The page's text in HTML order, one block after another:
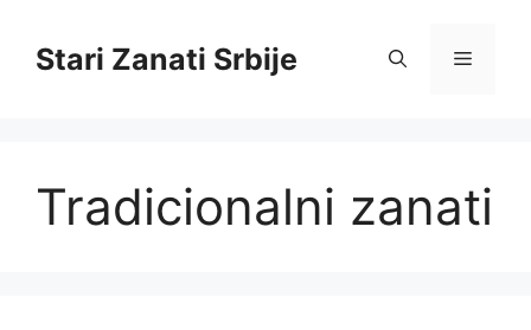
contentStari Zanati Srbije Menu
Tradicionalni zanati